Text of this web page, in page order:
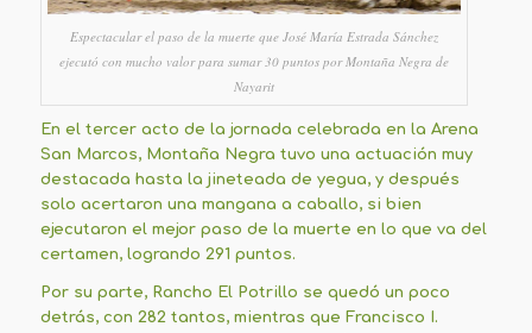
Espectacular el paso de la muerte que José María Estrada Sánchez
ejecutó con mucho valor para sumar 30 puntos por Montaña Negra de
Nayarit
En el tercer acto de la jornada celebrada en la Arena
San Marcos, Montaña Negra tuvo una actuación muy
destacada hasta la jineteada de yegua, y después
solo acertaron una mangana a caballo, si bien
ejecutaron el mejor paso de la muerte en lo que va del
certamen, logrando 291 puntos.
Por su parte, Rancho El Potrillo se quedó un poco
detrás, con 282 tantos, mientras que Francisco I.